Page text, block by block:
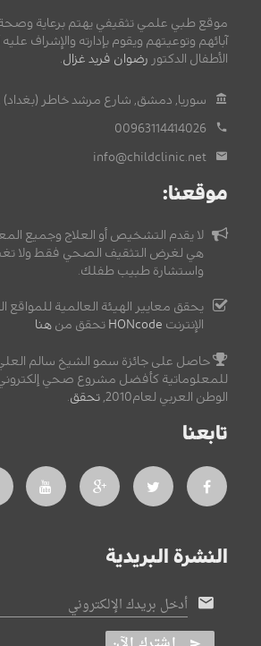
موقع طبي علمي تثقيفي يهتم برعاية وصحة
آبائهم وتوعيتهم ويقوم بإدارته والإشراف
الأطفال الدكتور رضوان فريد غزال.
سوريا, دمشق, شارع مرشد خاطر (بغداد)
00963114414026
info@childclinic.net
موقعنا:
لا يقدم التشخيص أو العلاج وجميع
هي لغرض التثقيف الصحي فقط ولا
واستشارة طبيب طفلك.
يحقق معايير الهيئة العالمية للمواقع
الإنترنت HONcode تحقق من هنا
حاصل على جائزة سمو الشيخ سالم
للمعلوماتية كأفضل مشروع صحي
الوطن العربي لعام2010,
تحقق.
تابعنا
النشرة البريدية
أدخل بريدك الإلكتروني